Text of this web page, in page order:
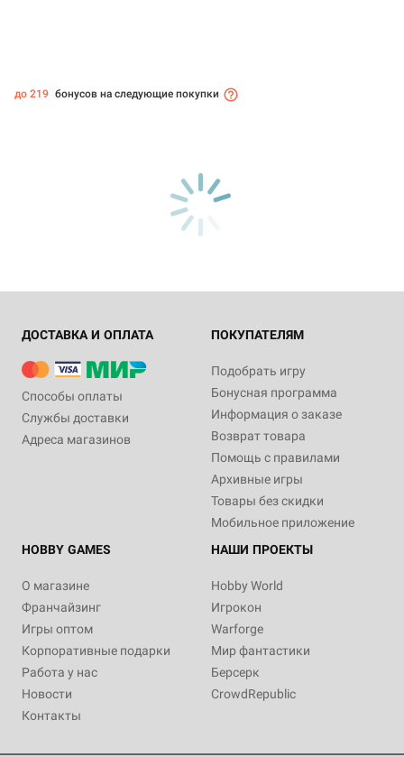
до 219 бонусов на следующие покупки
ДОСТАВКА И ОПЛАТА
Способы оплаты
Службы доставки
Адреса магазинов
ПОКУПАТЕЛЯМ
Подобрать игру
Бонусная программа
Информация о заказе
Возврат товара
Помощь с правилами
Архивные игры
Товары без скидки
Мобильное приложение
HOBBY GAMES
О магазине
Франчайзинг
Игры оптом
Корпоративные подарки
Работа у нас
Новости
Контакты
НАШИ ПРОЕКТЫ
Hobby World
Игрокон
Warforge
Мир фантастики
Берсерк
CrowdRepublic